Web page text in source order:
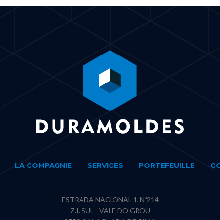
LA COMPAGNIE SERVICES PORTEFEUILLE
ESTRADA NACIONAL 1, Nº214
Z.I. SUL - VALE DO GROU